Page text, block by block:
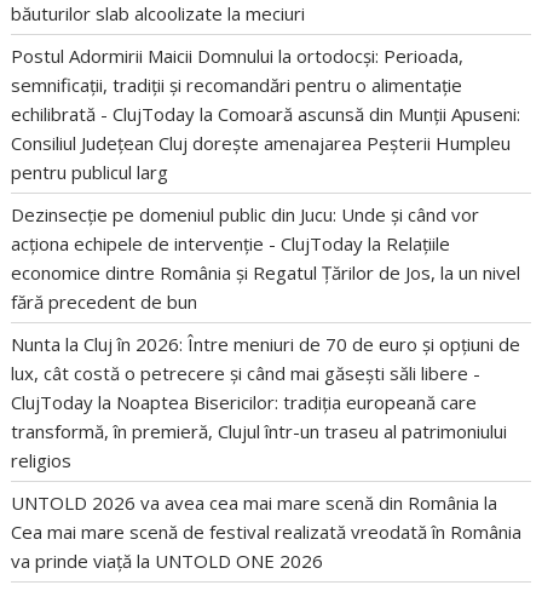
băuturilor slab alcoolizate la meciuri
Postul Adormirii Maicii Domnului la ortodocși: Perioada,
semnificații, tradiții și recomandări pentru o alimentație
echilibrată - ClujToday laComoară ascunsă din Munții Apuseni:
Consiliul Județean Cluj dorește amenajarea Peșterii Humpleu
pentru publicul larg
Dezinsecție pe domeniul public din Jucu: Unde și când vor
acționa echipele de intervenție - ClujToday la Relațiile
economice dintre România și Regatul Țărilor de Jos, la un nivel
fără precedent de bun
Nunta la Cluj în 2026: Între meniuri de 70 de euro și opțiuni de
lux, cât costă o petrecere și când mai găsești săli libere -
ClujToday la Noaptea Bisericilor: tradiția europeană care
transformă, în premieră, Clujul într-un traseu al patrimoniului
religios
UNTOLD 2026 va avea cea mai mare scenă din România la
Cea mai mare scenă de festival realizată vreodată în România
va prinde viață la UNTOLD ONE 2026